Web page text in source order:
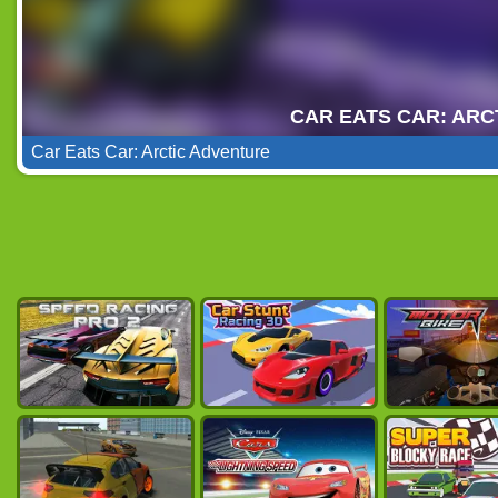
Car Eats Car: Arctic Adventure